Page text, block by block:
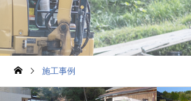
施工事例